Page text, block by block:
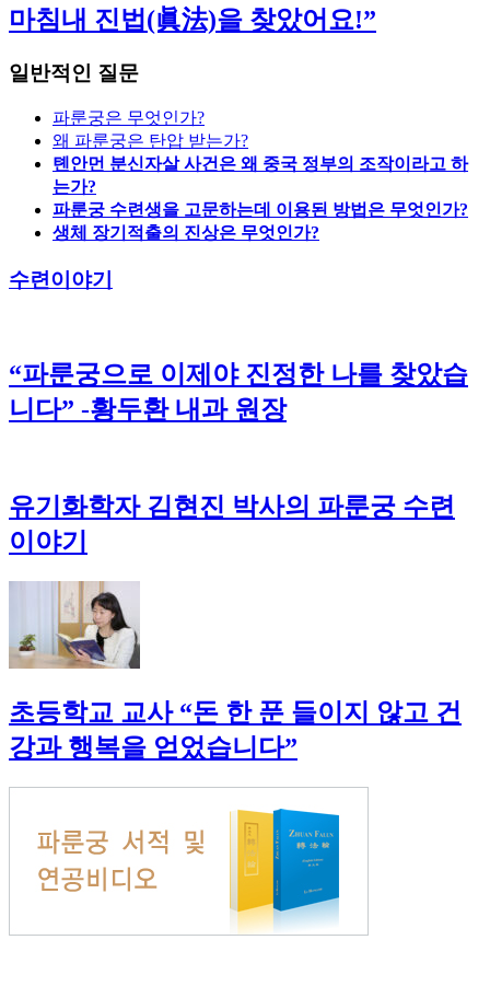
마침내 진법(眞法)을 찾았어요!”
일반적인 질문
파룬궁은 무엇인가?
왜 파룬궁은 탄압 받는가?
톈안먼 분신자살 사건은 왜 중국 정부의 조작이라고 하
는가?
파룬궁 수련생을 고문하는데 이용된 방법은 무엇인가?
생체 장기적출의 진상은 무엇인가?
수련이야기
“파룬궁으로 이제야 진정한 나를 찾았습
니다” -황두환 내과 원장
유기화학자 김현진 박사의 파룬궁 수련
이야기
초등학교 교사 “돈 한 푼 들이지 않고 건
강과 행복을 얻었습니다”